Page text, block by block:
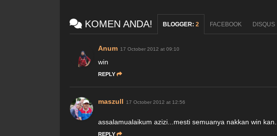
KOMEN ANDA! BLOGGER: 2 FACEBOOK DISQUS
Anum 17 October 2012 at 09:10
win
REPLY
maszull 17 October 2012 at 12:56
assalamualaikum azizi...mesti semuanya nakkan win kan...
REPLY